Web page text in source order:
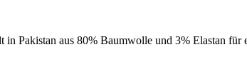
Pakistan aus 80% Baumwolle und 3% Elastan für